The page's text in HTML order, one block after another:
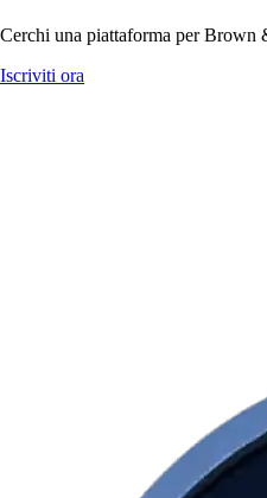
Cerchi una piattaforma per
Iscriviti ora